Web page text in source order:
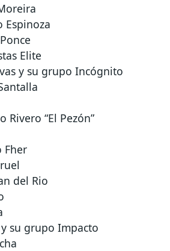
Espinoza
Elite
y su grupo Incógnito
Rivero “El Pezón”
Fher
del Rio
su grupo Impacto